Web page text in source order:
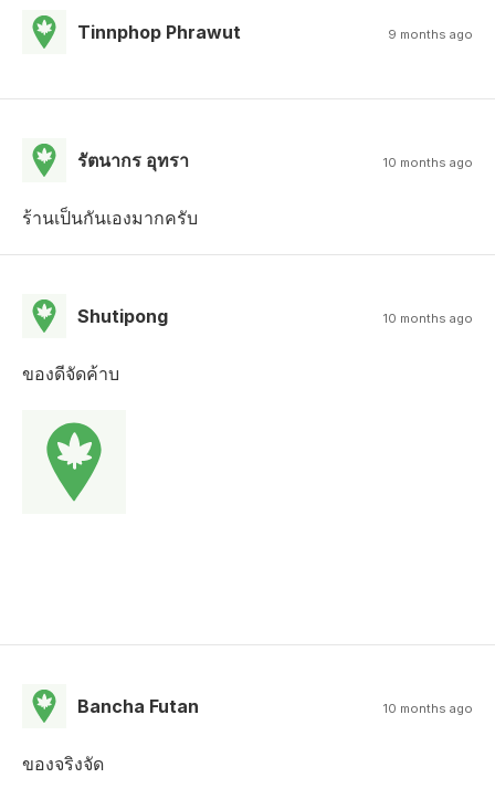
Tinnphop Phrawut 9 months ago
รัตนากร อุทรา 10 months ago
ร้านเป็นกันเองมากครับ
Shutipong 10 months ago
ของดีจัดค้าบ
Bancha Futan 10 months ago
ของจริงจัด